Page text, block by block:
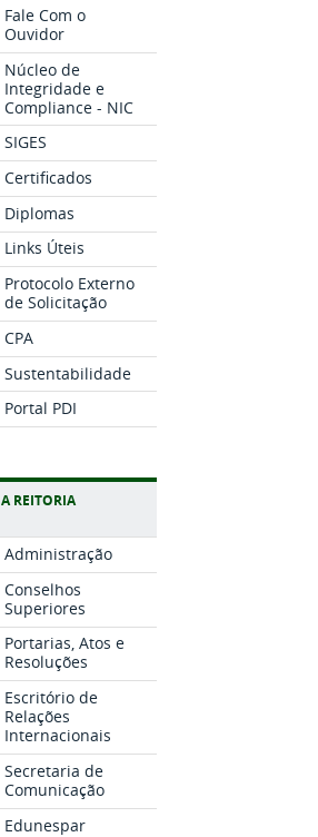
Fale Com o
Ouvidor
Núcleo de
Integridade e
Compliance - NIC
SIGES
Certificados
Diplomas
Links Úteis
Protocolo Externo
de Solicitação
CPA
Sustentabilidade
Portal PDI
A REITORIA
Administração
Conselhos
Superiores
Portarias, Atos e
Resoluções
Escritório de
Relações
Internacionais
Secretaria de
Comunicação
Edunespar